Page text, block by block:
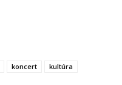
koncert
kultúra